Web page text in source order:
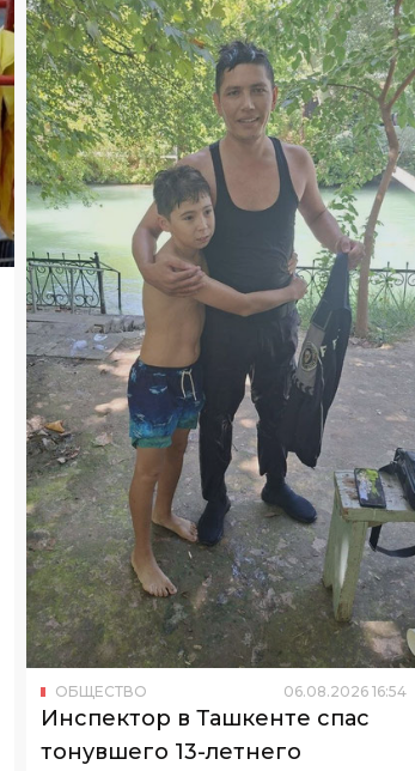
ОБЩЕСТВО 06.08.2026 16:54
Инспектор в Ташкенте спас
тонувшего 13-летнего